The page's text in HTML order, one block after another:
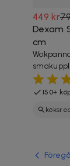
449 kr
Dexam
cm
150+